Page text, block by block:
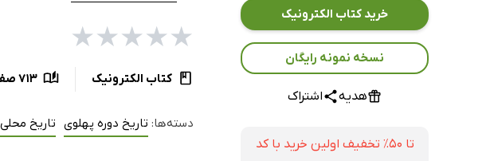
خرید کتاب الکترونیک
نسخه نمونه رایگان
هدیه اشتراک
تا ۵۰٪ تخفیف اولین خرید با کد
★
★
★
★
★
کتاب الکترونیک 713 صفحه
دسته‌ها: تاریخ دوره پهلوی تاریخ محلی